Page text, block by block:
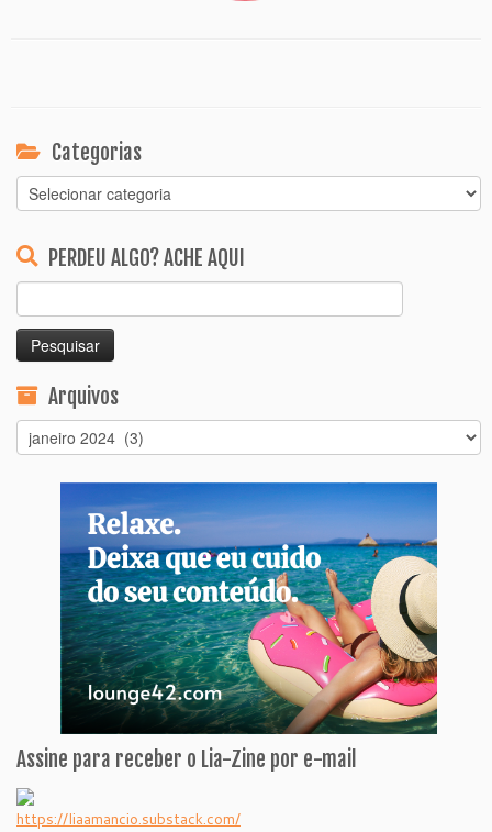
Categorias
Categorias
PERDEU ALGO? ACHE AQUI
por:
Arquivos
Arquivos
Assine para receber o Lia-Zine por e-mail
https://liaamancio.substack.com/